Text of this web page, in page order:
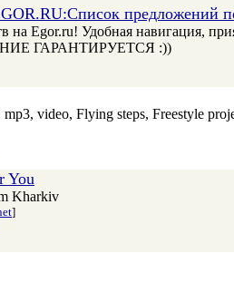
на Egor.ru! Удобная навигация,
ГАРАНТИРУЕТСЯ :))
video, Flying steps, Freestyle
You
Kharkiv
]